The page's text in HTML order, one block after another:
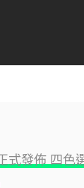
式發佈 四色